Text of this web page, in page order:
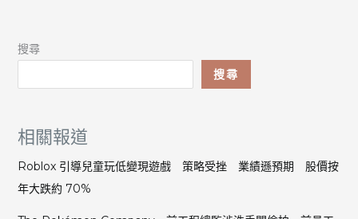
搜尋
搜尋
相關報道
Roblox 引導兒童玩低變現遊戲 策略受挫 業績遜預期 股價按
年大跌約 70%